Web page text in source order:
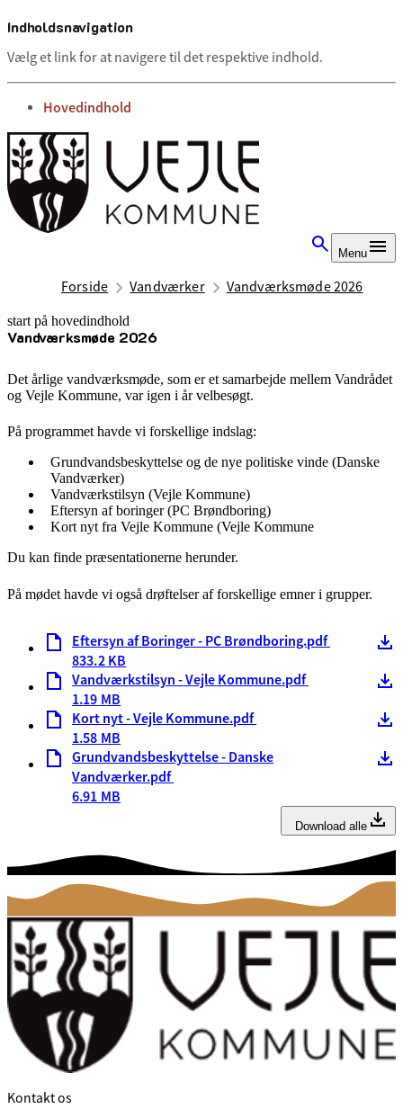
Indholdsnavigation
Vælg et link for at navigere til det respektive indhold.
gå til
Hovedindhold
Menu
Forside Vandværker Vandværksmøde 2026
start på hovedindhold
Vandværksmøde 2026
senest opdateret 28. april 2026
Det årlige vandværksmøde, som er et samarbejde mellem Vandrådet
og Vejle Kommune, var igen i år velbesøgt.
På programmet havde vi forskellige indslag:
Grundvandsbeskyttelse og de nye politiske vinde (Danske
Vandværker)
Vandværkstilsyn (Vejle Kommune)
Eftersyn af boringer (PC Brøndboring)
Kort nyt fra Vejle Kommune (Vejle Kommune
Du kan finde præsentationerne herunder.
På mødet havde vi også drøftelser af forskellige emner i grupper.
Eftersyn af Boringer - PC Brøndboring.pdf
833.2 KB
Vandværkstilsyn - Vejle Kommune.pdf
1.19 MB
Kort nyt - Vejle Kommune.pdf
1.58 MB
Grundvandsbeskyttelse - Danske
Vandværker.pdf
6.91 MB
Download alle
Kontakt os